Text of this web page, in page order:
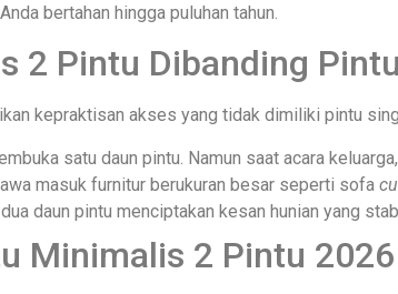
bertahan hingga puluhan tahun.
2 Pintu Dibanding
kepraktisan akses yang tidak dimiliki pintu
satu daun pintu. Namun saat acara
masuk furnitur berukuran besar seperti sofa
daun pintu menciptakan kesan hunian yang
Minimalis 2 Pintu 2026